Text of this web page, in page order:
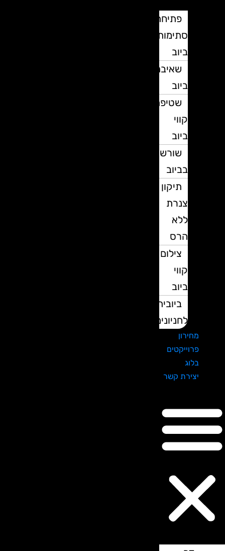
פתיחת
סתימות
ביוב
שאיבת
ביוב
שטיפת
קווי
ביוב
שורשים
בביוב
תיקון
צנרת
ללא
הרס
צילום
קווי
ביוב
ביובית
לחניונים
מחירון
פרוייקטים
בלוג
יצירת קשר